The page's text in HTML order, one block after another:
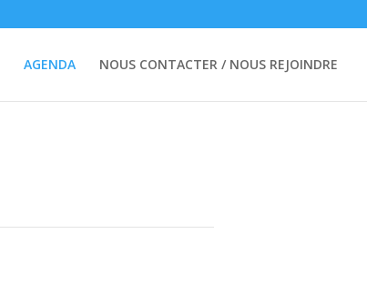
AGENDA NOUS CONTACTER / NOUS REJOINDRE